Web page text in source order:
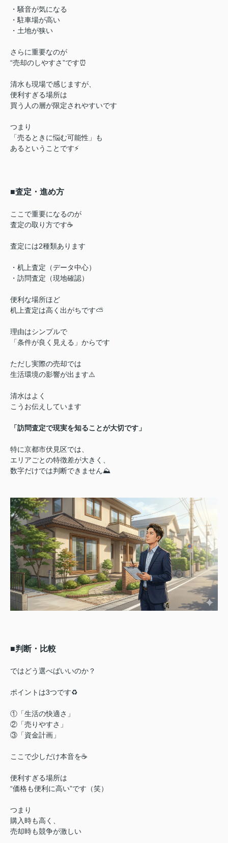
・騒音が気になる
・駐車場が高い
・土地が狭い
さらに重要なのが
“売却のしやすさ”です⏰
清水も現場で感じますが、
便利すぎる場所は
買う人の層が限定されやすいです
つまり
「売るときに悩む可能性」も
あるということです⚡
■査定・進め方
ここで重要になるのが
査定の取り方です☕
査定には2種類あります
・机上査定（データ中心）
・訪問査定（現地確認）
便利な場所ほど
机上査定は高く出がちです⛅
理由はシンプルで
「条件が良く見える」からです
ただし実際の売却では
生活環境の影響が出ます⚠️
清水はよく
こうお伝えしています
「訪問査定で現実を知ることが大切です」
特に京都市伏見区では、
エリアごとの特徴差が大きく、
数字だけでは判断できません⛰️
■判断・比較
ではどう選べばいいのか？
ポイントは3つです♻️
①「生活の快適さ」
②「売りやすさ」
③「資金計画」
ここで少しだけ本音を☕
便利すぎる場所は
“価格も便利に高い”です（笑）
つまり
購入時も高く、
売却時も競争が激しい